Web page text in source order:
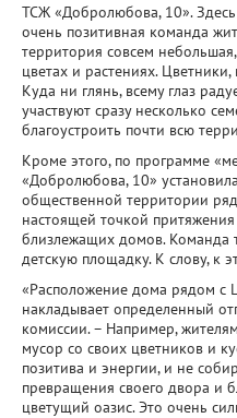
ТСЖ «Добролюбова, 10».
очень позитивная команда
территория совсем
цветах и растениях.
Куда ни глянь, всему глаз
участвуют сразу несколько
благоустроить почти всю
Кроме этого, по программе
«Добролюбова, 10»
общественной территории
настоящей точкой
близлежащих домов. Команда
детскую площадку. К слову, к
«Расположение дома рядом с
накладывает определенный
комиссии. – Например,
мусор со своих цветников и
позитива и энергии, и не
превращения своего двора и
цветущий оазис. Это очень